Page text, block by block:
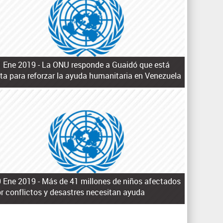
Ene 2019 - La ONU responde a Guaidó que está
para reforzar la ayuda humanitaria en Venezuela
Ene 2019 - Más de 41 millones de niños afectados
conflictos y desastres necesitan ayuda